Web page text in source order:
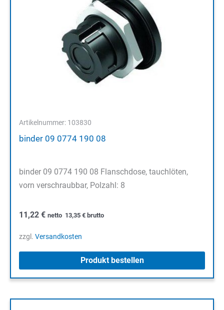
Artikelnummer: 103830
binder 09 0774 190 08
binder 09 0774 190 08 Flanschdose, tauchlöten,
vorn verschraubbar, Polzahl: 8
11,22 € netto 13,35 € brutto
zzgl. Versandkosten
Produkt bestellen